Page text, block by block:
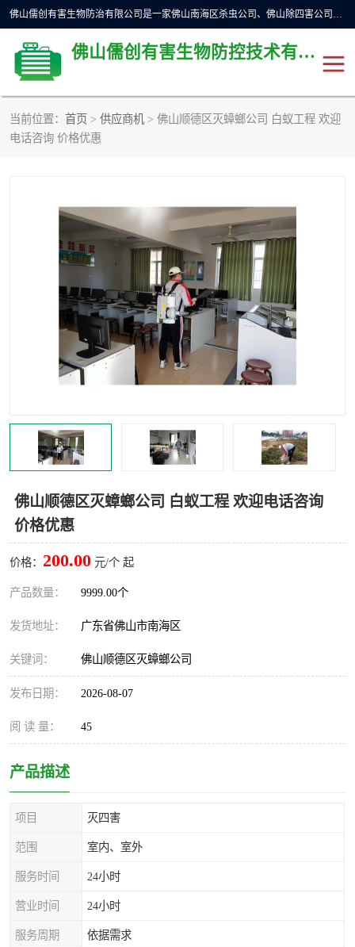
佛山儒创有害生物防治有限公司是一家佛山南海区杀虫公司、佛山除四害公司、佛山灭白蚁公司、佛山白蚁防治公司，让您远离虫害困扰。要问佛山白蚁防治哪家好？佛山儒创有害生物防治有限公司全佛山、广州，正规公司，上门勘查，可靠，售后有保障。
佛山儒创有害生物防控技术有限公司
当前位置： 首页 > 供应商机 > 佛山顺德区灭蟑螂公司 白蚁工程 欢迎
电话咨询 价格优惠
佛山顺德区灭蟑螂公司 白蚁工程 欢迎电话咨询
价格优惠
价格： 200.00 元/个 起
产品数量： 9999.00个
发货地址： 广东省佛山市南海区
关键词： 佛山顺德区灭蟑螂公司
发布日期： 2026-08-07
阅 读 量： 45
产品描述
项目 灭四害
范围 室内、室外
服务时间 24小时
营业时间 24小时
服务周期 依据需求
除四害公司
佛山灭白蚁公司 佛山杀虫公司
佛山除四害公司 灭鼠
灭蜱虫 消杀
灭苍蝇 灭跳蚤
灭蚊虫 灭蟑螂
害虫防治 灭杀害虫